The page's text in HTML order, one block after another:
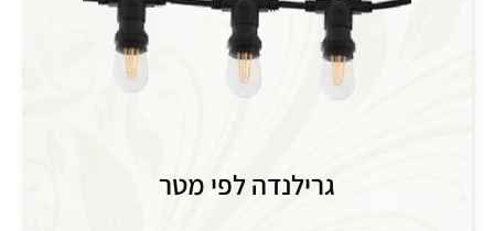
גרילנדה לפי מטר